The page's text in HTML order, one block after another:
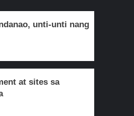
unti-unti nang
at sites sa